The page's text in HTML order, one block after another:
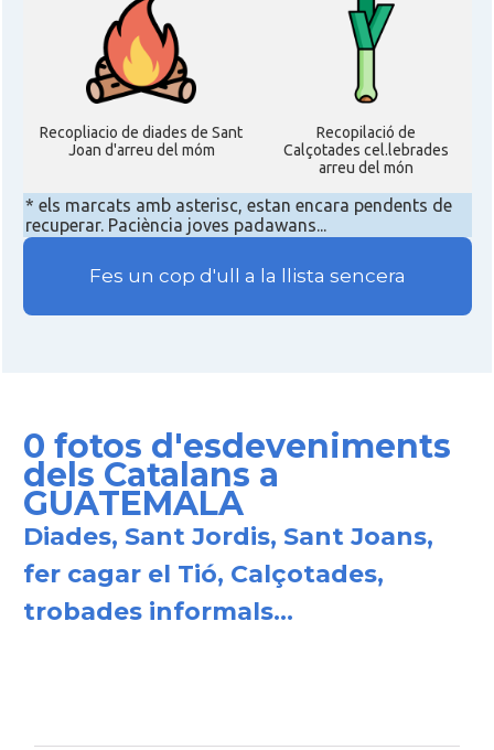
Recopliacio de diades de Sant
Joan d'arreu del móm
Recopilació de
Calçotades cel.lebrades
arreu del món
* els marcats amb asterisc, estan encara pendents de
recuperar. Paciència joves padawans...
Fes un cop d'ull a la llista sencera
0 fotos d'esdeveniments
dels Catalans a
GUATEMALA
Diades, Sant Jordis, Sant Joans,
fer cagar el Tió, Calçotades,
trobades informals...